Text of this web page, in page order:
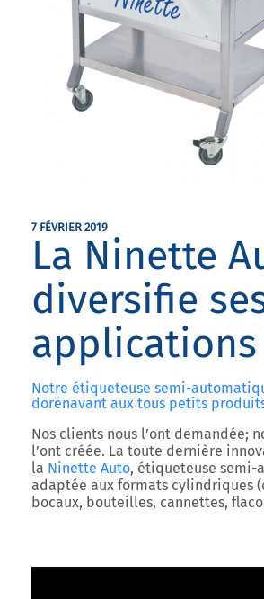
7 FÉVRIER 2019
La Ninette
diversifie
applications
Notre étiqueteuse semi-
dorénavant aux tous petits
Nos clients nous l’ont demandée;
l’ont créée. La toute dernière
la Ninette Auto, étiqueteuse semi-
adaptée aux formats cylindriques
bocaux, bouteilles, cannettes,